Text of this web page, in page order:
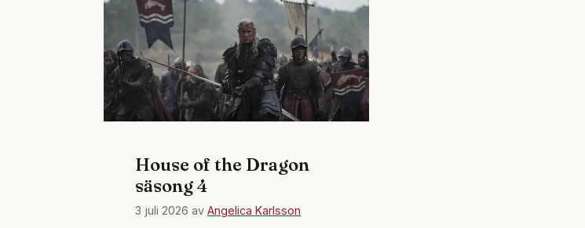
House of the Dragon
säsong 4
3 juli 2026 av Angelica Karlsson